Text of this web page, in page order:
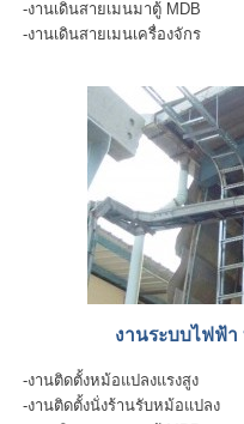
-งานเดินสายเมนมาตู้ MDB
-งานเดินสายเมนเครื่องจักร
งานระบบไฟฟ้า
-งานติดตั้งหม้อแปลงแรงสูง
-งานติดตั้งนั่งร้านรับหม้อแปลง